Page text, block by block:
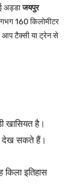
अड्डाजयपुर
160 किलोमीटर
आप टैक्सी या ट्रेन से
खासियत है।
देख सकते हैं।
इतिहास